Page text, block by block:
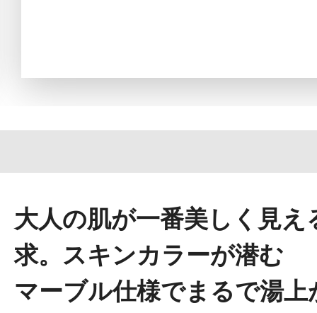
スキンケア人気ライン
ドレススノー
大人の肌が一番美しく見え
求。スキンカラーが潜む
マーブル仕様でまるで湯